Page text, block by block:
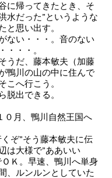
に帰ってきたとき、そ
水だった”というような
と思い出す。
ない・・・。音のない
・・・。
うだ、藤本敏夫（加藤
鴨川の山の中に住んで
こへ行こう。
脱出できる。
０月、鴨川自然王国へ
ぞ”そう藤本敏夫に伝
は大様で”ああいい
Ｋ。早速、鴨川へ単身
、ルンルンとしていた